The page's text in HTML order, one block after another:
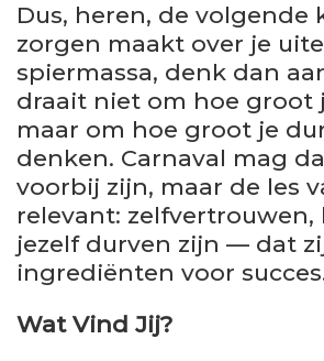
Dus, heren, de volgende
zorgen maakt over je
spiermassa, denk dan
draait niet om hoe groot
maar om hoe groot je
denken. Carnaval mag
voorbij zijn, maar de les
relevant: zelfvertrouwen,
jezelf durven zijn — dat
ingrediënten voor
Wat Vind Jij?